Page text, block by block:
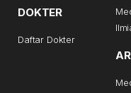
DOKTER
Daftar Dokter